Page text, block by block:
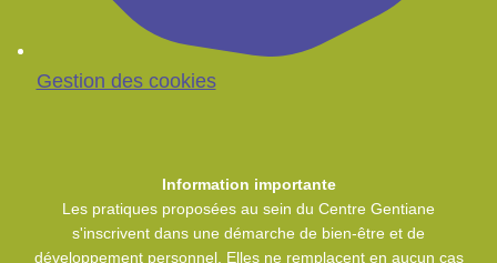
Gestion des cookies
Information importante
Les pratiques proposées au sein du Centre Gentiane
s'inscrivent dans une démarche de bien-être et de
développement personnel. Elles ne remplacent en aucun cas